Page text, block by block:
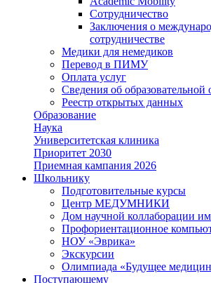
Сотрудничество
Заключения о
сотрудничестве
Медики для немедиков
Перевод в ПИМУ
Оплата услуг
Сведения об образовательной
Реестр открытых данных
Образование
Наука
Университетская клиника
Приоритет 2030
Приемная кампания 2026
Школьнику
Подготовительные курсы
Центр МЕДУМНИКИ
Дом научной коллаборации
Профориентационное
НОУ «Эврика»
Экскурсии
Олимпиада «Будущее
Поступающему